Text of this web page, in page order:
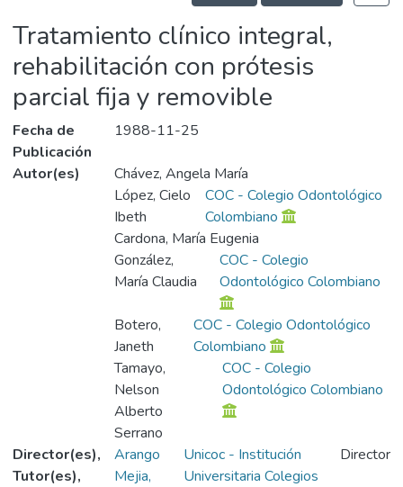
Tratamiento clínico integral,
rehabilitación con prótesis
parcial fija y removible
Fecha de
Publicación
1988-11-25
Autor(es)
Chávez, Angela María
López, Cielo
Ibeth
COC - Colegio Odontológico
Colombiano
Cardona, María Eugenia
González,
María Claudia
COC - Colegio
Odontológico Colombiano
Botero,
Janeth
COC - Colegio Odontológico
Colombiano
Tamayo,
Nelson
Alberto
COC - Colegio
Odontológico Colombiano
Serrano
Director(es),
Tutor(es),
Arango
Mejia,
Unicoc - Institución
Universitaria Colegios
Director